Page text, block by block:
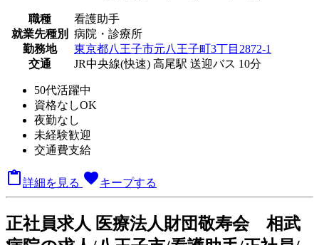
職種
看護助手
就業先種別
病院・診療所
勤務地
東京都八王子市元八王子町3丁目2872-1
交通
JR中央線(快速) 高尾駅 送迎バス 10分
50代活躍中
資格なしOK
夜勤なし
未経験歓迎
交通費支給
 詳細を見る favoriteキープする
正社員求人 医療法人財団敬寿会 相武